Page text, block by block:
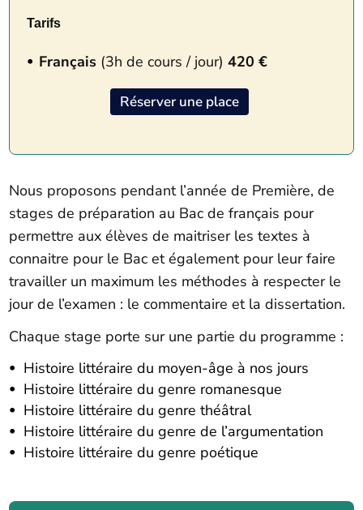
Tarifs
Français(3h de cours / jour) 420 €
Réserver une place
Nous proposons pendant l’année de Première, de
stages de préparation au Bac de français pour
permettre aux élèves de maitriser les textes à
connaitre pour le Bac et également pour leur faire
travailler un maximum les méthodes à respecter le
jour de l’examen : le commentaire et la dissertation.
Chaque stage porte sur une partie du programme :
Histoire littéraire du moyen-âge à nos jours
Histoire littéraire du genre romanesque
Histoire littéraire du genre théâtral
Histoire littéraire du genre de l’argumentation
Histoire littéraire du genre poétique